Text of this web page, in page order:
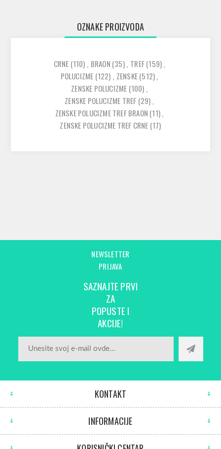
OZNAKE PROIZVODA
CRNE (110) , BRAON (35), TREF(159),
POLUCIZME (122) , ZENSKE(512),
ZENSKE POLUCIZME (100) ,
ZENSKE POLUCIZME TREF (29) ,
ZENSKE POLUCIZME TREF BRAON (11),
ZENSKE POLUCIZME TREF CRNE (17)
NEWSLETTER
PRIJAVA
SAZNAJTE PRVI
ZA
POPUSTE I
AKCIJE!
KONTAKT
INFORMACIJE